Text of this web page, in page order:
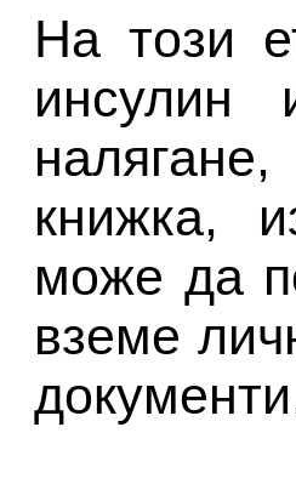
На този
инсулин
книжка,
може да
вземе